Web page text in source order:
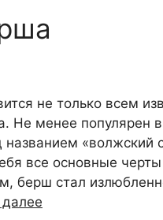
не только всем
Не менее популярен
«волжский
все основные
берш стал
далее